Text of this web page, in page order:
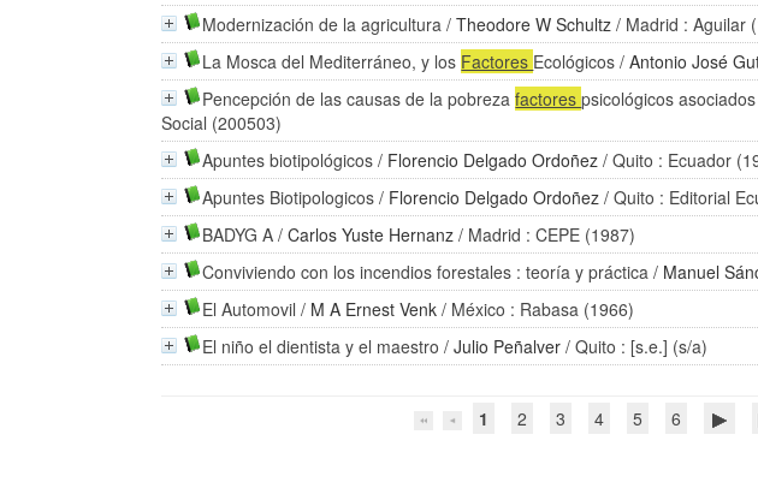
Modernización de la agricultura /Theodore W Schultz / Madrid : Aguilar
La Mosca del Mediterráneo, y los Factores Ecológicos /Antonio José
Pencepción de las causas de la pobrezafactorespsicológicos
Social (200503)
Apuntes biotipológicos / Florencio Delgado Ordoñez / Quito : Ecuador
Apuntes Biotipologicos / Florencio Delgado Ordoñez / Quito : Editorial
BADYG A /Carlos Yuste Hernanz / Madrid : CEPE (1987)
Conviviendo con los incendios forestales : teoría y práctica / Manuel
El Automovil / M A Ernest Venk / México : Rabasa (1966)
El niño el dientista y el maestro /Julio Peñalver / Quito : [s.e.] (s/a)
1 2 3 4 5 6